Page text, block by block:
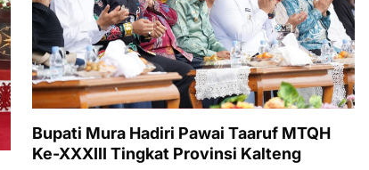
Bupati Mura Hadiri Pawai Taaruf MTQH
Ke-XXXIII Tingkat Provinsi Kalteng